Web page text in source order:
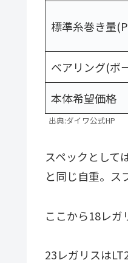
標準糸巻き量
ベアリング(ボ
本体希望価格
出典:ダイワ公式HP
スペックとして
と同じ自重。ス
ここから18レガ
23レガリスは